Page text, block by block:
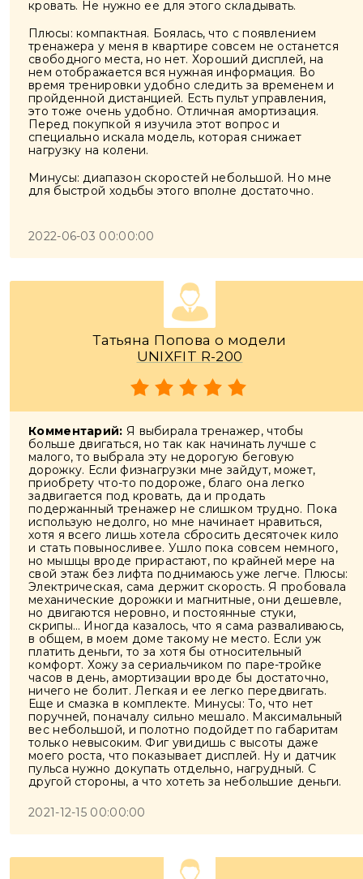
кровать. Не нужно ее для этого складывать.
Плюсы: компактная. Боялась, что с появлением
тренажера у меня в квартире совсем не останется
свободного места, но нет. Хороший дисплей, на
нем отображается вся нужная информация. Во
время тренировки удобно следить за временем и
пройденной дистанцией. Есть пульт управления,
это тоже очень удобно. Отличная амортизация.
Перед покупкой я изучила этот вопрос и
специально искала модель, которая снижает
нагрузку на колени.
Минусы: диапазон скоростей небольшой. Но мне
для быстрой ходьбы этого вполне достаточно.
2022-06-03 00:00:00
Татьяна Попова о модели
UNIXFIT R-200
Комментарий: Я выбирала тренажер, чтобы
больше двигаться, но так как начинать лучше с
малого, то выбрала эту недорогую беговую
дорожку. Если физнагрузки мне зайдут, может,
приобрету что-то подороже, благо она легко
задвигается под кровать, да и продать
подержанный тренажер не слишком трудно. Пока
использую недолго, но мне начинает нравиться,
хотя я всего лишь хотела сбросить десяточек кило
и стать повыносливее. Ушло пока совсем немного,
но мышцы вроде прирастают, по крайней мере на
свой этаж без лифта поднимаюсь уже легче. Плюсы:
Электрическая, сама держит скорость. Я пробовала
механические дорожки и магнитные, они дешевле,
но двигаются неровно, и постоянные стуки,
скрипы… Иногда казалось, что я сама разваливаюсь,
в общем, в моем доме такому не место. Если уж
платить деньги, то за хотя бы относительный
комфорт. Хожу за сериальчиком по паре-тройке
часов в день, амортизации вроде бы достаточно,
ничего не болит. Легкая и ее легко передвигать.
Еще и смазка в комплекте. Минусы: То, что нет
поручней, поначалу сильно мешало. Максимальный
вес небольшой, и полотно подойдет по габаритам
только невысоким. Фиг увидишь с высоты даже
моего роста, что показывает дисплей. Ну и датчик
пульса нужно докупать отдельно, нагрудный. С
другой стороны, а что хотеть за небольшие деньги.
2021-12-15 00:00:00